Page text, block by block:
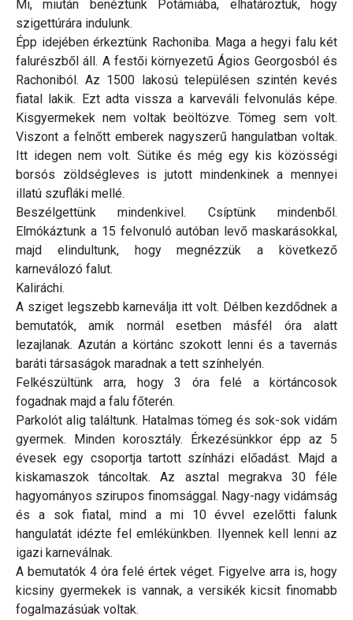
Mi, miután benéztünk Potámiába, elhatároztuk, hogy
szigettúrára indulunk.
Épp idejében érkeztünk Rachoniba. Maga a hegyi falu két
falurészből áll. A festői környezetű Ágios Georgosból és
Rachoniból. Az 1500 lakosú településen szintén kevés
fiatal lakik. Ezt adta vissza a karveváli felvonulás képe.
Kisgyermekek nem voltak beöltözve. Tömeg sem volt.
Viszont a felnőtt emberek nagyszerű hangulatban voltak.
Itt idegen nem volt. Sütike és még egy kis közösségi
borsós zöldségleves is jutott mindenkinek a mennyei
illatú szufláki mellé.
Beszélgettünk mindenkivel. Csíptünk mindenből.
Elmókáztunk a 15 felvonuló autóban levő maskarásokkal,
majd elindultunk, hogy megnézzük a következő
karneválozó falut.
Kaliráchi.
A sziget legszebb karneválja itt volt. Délben kezdődnek a
bemutatók, amik normál esetben másfél óra alatt
lezajlanak. Azután a körtánc szokott lenni és a tavernás
baráti társaságok maradnak a tett színhelyén.
Felkészültünk arra, hogy 3 óra felé a körtáncosok
fogadnak majd a falu főterén.
Parkolót alig találtunk. Hatalmas tömeg és sok-sok vidám
gyermek. Minden korosztály. Érkezésünkkor épp az 5
évesek egy csoportja tartott színházi előadást. Majd a
kiskamaszok táncoltak. Az asztal megrakva 30 féle
hagyományos szirupos finomsággal. Nagy-nagy vidámság
és a sok fiatal, mind a mi 10 évvel ezelőtti falunk
hangulatát idézte fel emlékünkben. Ilyennek kell lenni az
igazi karneválnak.
A bemutatók 4 óra felé értek véget. Figyelve arra is, hogy
kicsiny gyermekek is vannak, a versikék kicsit finomabb
fogalmazásúak voltak.